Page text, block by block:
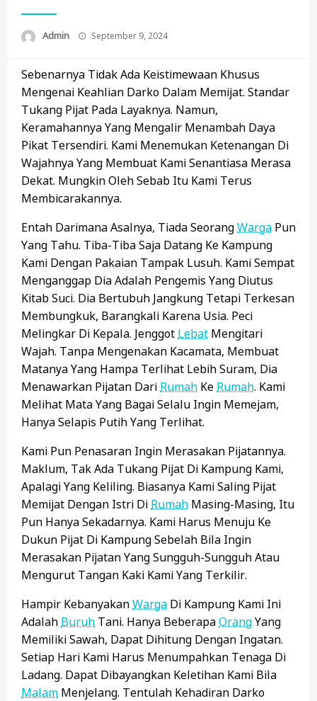
Admin
Posted
September 9, 2024
Sebenarnya Tidak Ada Keistimewaan Khusus
Mengenai Keahlian Darko Dalam Memijat. Standar
Tukang Pijat Pada Layaknya. Namun,
Keramahannya Yang Mengalir Menambah Daya
Pikat Tersendiri. Kami Menemukan Ketenangan Di
Wajahnya Yang Membuat Kami Senantiasa Merasa
Dekat. Mungkin Oleh Sebab Itu Kami Terus
Membicarakannya.
Entah Darimana Asalnya, Tiada SeorangWarga Pun
Yang Tahu. Tiba-Tiba Saja Datang Ke Kampung
Kami Dengan Pakaian Tampak Lusuh. Kami Sempat
Menganggap Dia Adalah Pengemis Yang Diutus
Kitab Suci. Dia Bertubuh Jangkung Tetapi Terkesan
Membungkuk, Barangkali Karena Usia. Peci
Melingkar Di Kepala. Jenggot Lebat Mengitari
Wajah. Tanpa Mengenakan Kacamata, Membuat
Matanya Yang Hampa Terlihat Lebih Suram, Dia
Menawarkan Pijatan Dari Rumah Ke Rumah. Kami
Melihat Mata Yang Bagai Selalu Ingin Memejam,
Hanya Selapis Putih Yang Terlihat.
Kami Pun Penasaran Ingin Merasakan Pijatannya.
Maklum, Tak Ada Tukang Pijat Di Kampung Kami,
Apalagi Yang Keliling. Biasanya Kami Saling Pijat
Memijat Dengan Istri Di Rumah Masing-Masing, Itu
Pun Hanya Sekadarnya. Kami Harus Menuju Ke
Dukun Pijat Di Kampung Sebelah Bila Ingin
Merasakan Pijatan Yang Sungguh-Sungguh Atau
Mengurut Tangan Kaki Kami Yang Terkilir.
Hampir KebanyakanWarga Di Kampung Kami Ini
Adalah Buruh Tani. Hanya BeberapaOrangYang
Memiliki Sawah, Dapat Dihitung Dengan Ingatan.
Setiap Hari Kami Harus Menumpahkan Tenaga Di
Ladang. Dapat Dibayangkan Keletihan Kami Bila
Malam Menjelang. Tentulah Kehadiran Darko